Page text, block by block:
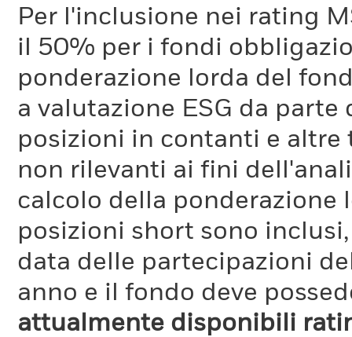
Per l'inclusione nei rating
il 50% per i fondi
ponderazione lorda del
a valutazione ESG da parte
posizioni in contanti e
non rilevanti ai fini
calcolo della ponderazione
posizioni short sono
data delle partecipazioni
anno e il fondo deve
attualmente disponibili